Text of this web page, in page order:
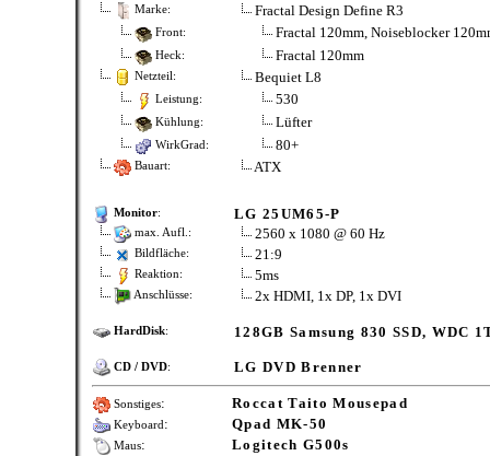
Marke: Fractal Design Define R3
Front: Fractal 120mm, Noiseblocker
Heck: Fractal 120mm
Netzteil: Bequiet L8
Leistung: 530
Kühlung: Lüfter
WirkGrad: 80+
Bauart: ATX
Monitor: LG 25UM65-P
max. Aufl.: 2560 x 1080 @ 60 Hz
Bildfläche: 21:9
Reaktion: 5ms
Anschlüsse: 2x HDMI, 1x DP, 1x DVI
HardDisk: 128GB Samsung 830 SSD, WDC
CD / DVD: LG DVD Brenner
Sonstiges: Roccat Taito Mousepad
Keyboard: Qpad MK-50
Maus: Logitech G500s